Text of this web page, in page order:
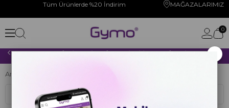
Tüm Ürünlerde %20 İndirim MAĞAZALARIMIZ
0
2000 TL VE ÜZERİ YAPACAĞINIZ TÜM ALIŞVERİŞLERİNİZDE KARGO ÜCRETSİZ!
Anasayfa
Sıralama